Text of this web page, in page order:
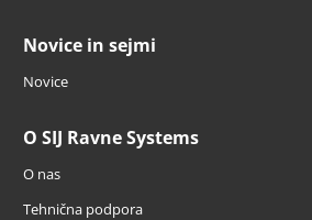
Novice in sejmi
Novice
O SIJ Ravne Systems
O nas
Tehnična podpora